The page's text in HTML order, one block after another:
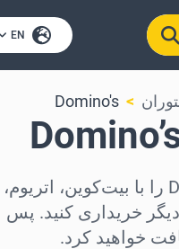
EN
Domino's
دیجیتال دیگر خریداری
خواهید کرد.